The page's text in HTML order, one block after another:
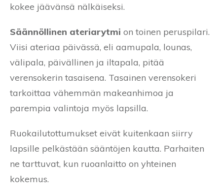
kokee jäävänsä nälkäiseksi.
Säännöllinen ateriarytmi on toinen peruspilari.
Viisi ateriaa päivässä, eli aamupala, lounas,
välipala, päivällinen ja iltapala, pitää
verensokerin tasaisena. Tasainen verensokeri
tarkoittaa vähemmän makeanhimoa ja
parempia valintoja myös lapsilla.
Ruokailutottumukset eivät kuitenkaan siirry
lapsille pelkästään sääntöjen kautta. Parhaiten
ne tarttuvat, kun ruoanlaitto on yhteinen
kokemus.